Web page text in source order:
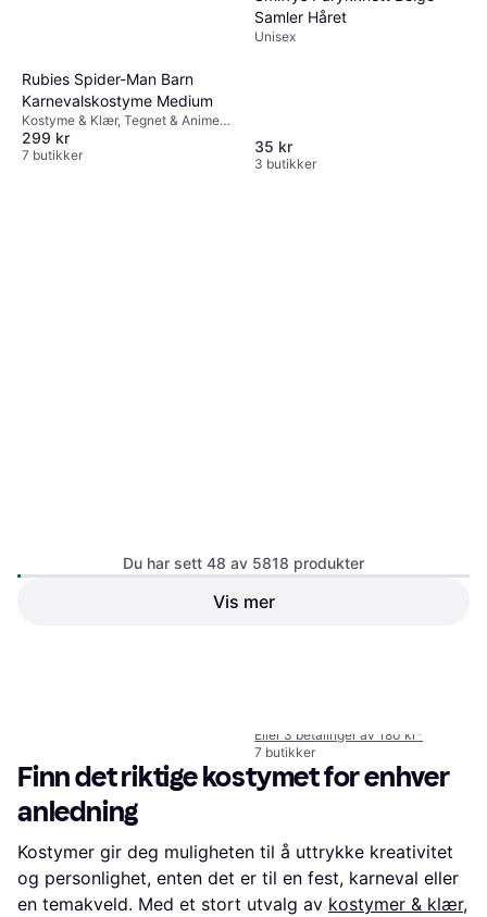
Rubies Spider-Man Barn
Karnevalskostyme Medium
Kostyme & Klær, Tegnet & Animert,
Superhelter & Superskurker, Film &
TV, Annen Film & TV
299 kr
7 butikker
Samler Håret
Unisex
35 kr
3 butikker
Annen Film & TV 90-tallet
Eller 3 betalinger av 180 kr *
7 butikker
Du har sett 48 av 5818 produkter
Vis mer
Finn det riktige kostymet for enhver
anledning
Kostymer gir deg muligheten til å uttrykke kreativitet
og personlighet, enten det er til en fest, karneval eller
en temakveld. Med et stort utvalg av kostymer & klær,